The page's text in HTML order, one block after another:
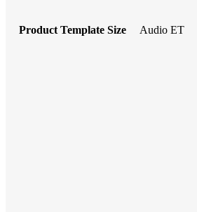
Product Template Size Audio ET